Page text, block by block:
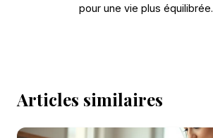
pour une vie plus équilibrée.
Articles similaires